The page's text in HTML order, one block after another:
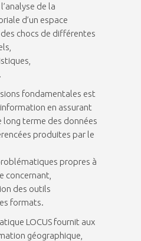
de la
d’un espace
chocs de différentes
fondamentales est
en assurant
long terme des données
produites par le
propres à
concernant,
des outils
formats.
LOCUS fournit aux
géographique,